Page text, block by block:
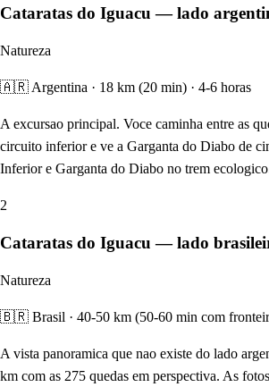
Cataratas do Iguacu — lado
Natureza
🇦🇷 Argentina · 18 km (20 min) · 4-6 horas
A excursao principal. Voce caminha entre as
circuito inferior e ve a Garganta do Diabo de
Inferior e Garganta do Diabo no trem
2
Cataratas do Iguacu — lado
Natureza
🇧🇷 Brasil · 40-50 km (50-60 min com
A vista panoramica que nao existe do lado
km com as 275 quedas em perspectiva. As